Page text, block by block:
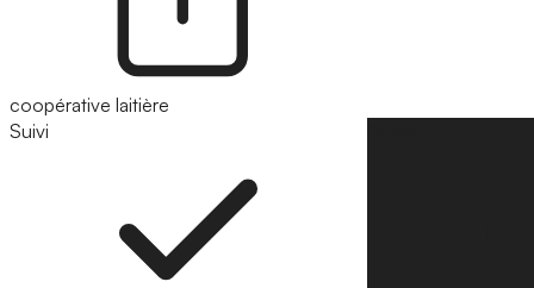
coopérative laitière
Suivi